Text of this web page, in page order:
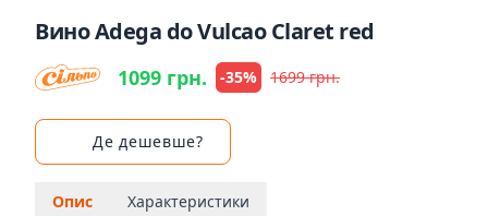
Вино Adega do Vulcao Claret red
1099 грн. -35% 1699 грн.
Де дешевше?
Опис Характеристики